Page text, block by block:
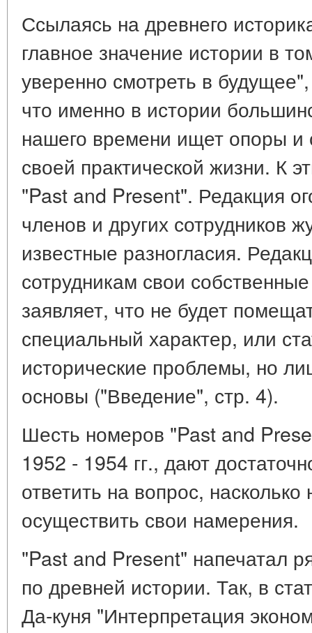
Ссылаясь на древнего
главное значение истории в
уверенно смотреть в
что именно в истории
нашего времени ищет опоры
своей практической жизни. К
"Past and Present". Редакция
членов и других сотрудников
известные разногласия.
сотрудникам свои
заявляет, что не будет
специальный характер, или
исторические проблемы, но
основы ("Введение", стр. 4).
Шесть номеров "Past and
1952 - 1954 гг., дают
ответить на вопрос,
осуществить свои намерения.
"Past and Present" напечатал
по древней истории. Так, в
Да-куня "Интерпретация